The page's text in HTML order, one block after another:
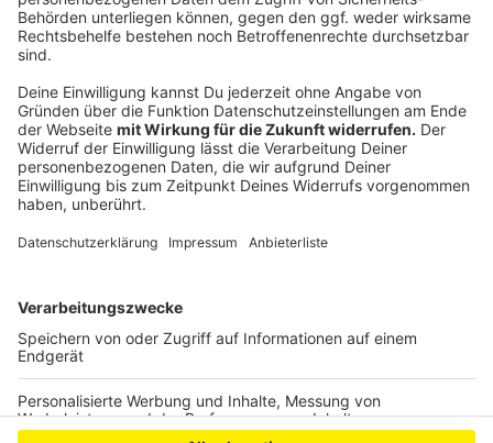
Anzeige
Verkehrsmittel kommt oft noch zu kurz, sagt Roman
Suthold. So regt er mehr Bikesharing-Stationen an den
Anlagen an. Der ADAC ist auch für mehr Kontrollen und
Videoüberwachung dort, um für ein besseres
Sicherheitsgefühl zu sorgen.
Anzeige
Anzeige